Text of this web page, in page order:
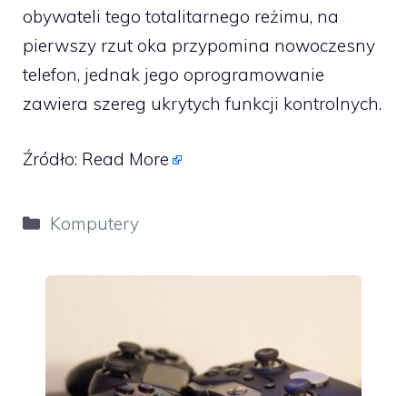
obywateli tego totalitarnego reżimu, na
pierwszy rzut oka przypomina nowoczesny
telefon, jednak jego oprogramowanie
zawiera szereg ukrytych funkcji kontrolnych.
Źródło: Read More
Kategorie
Komputery